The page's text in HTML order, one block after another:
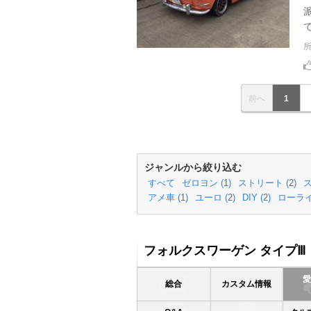
前へ 1
ジャンルから絞り込む
すべて ゼロヨン (1 ) ストリート (2)
アメ車 (1 ) ユーロ (2) DIY (2) ローラ
フォルクスワーゲン タイプⅢ
総合 カスタム情報